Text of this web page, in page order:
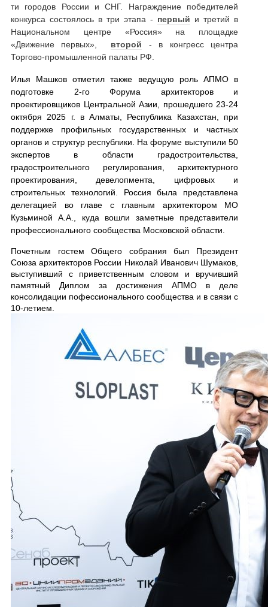
ти городов России и СНГ. Награждение победителей
конкурса состоялось в три этапа - первый и третий в
Национальном центре «Россия» на площадке
«Движение первых»,
второй - в конгресс центра
Торгово-промышленной палаты РФ.
Илья Машков отметил также ведущую роль АПМО в
подготовке 2-го Форума архитекторов и
проектировщиков Центральной Азии, прошедшего 23-24
октября 2025 г. в Алматы, Республика Казахстан, при
поддержке профильных государственных и частных
органов и структур республики. На форуме выступили 50
экспертов в области градостроительства,
градостроительного регулирования, архитектурного
проектирования, девелопмента, цифровых и
строительных технологий. Россия была представлена
делегацией во главе с главным архитектором МО
Кузьминой А.А., куда вошли заметные представители
профессионального сообщества Московской области.
Почетным гостем Общего собрания был Президент
Союза архитекторов России Николай Иванович Шумаков,
выступивший с приветственным словом и вручивший
памятный Диплом за достижения АПМО в деле
консолидации пофессионального сообщества и в связи с
10-летием.